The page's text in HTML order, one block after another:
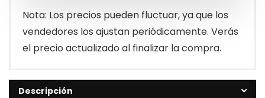
Nota: Los precios pueden fluctuar, ya que los
vendedores los ajustan periódicamente. Verás
el precio actualizado al finalizar la compra.
Descripción